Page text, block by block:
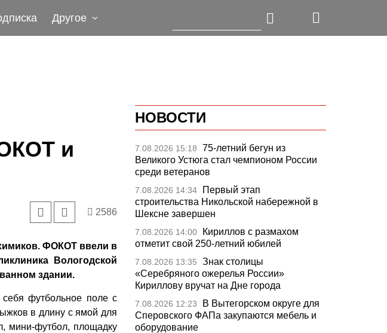
Другое
и
2586
ФОКОТ ввели в
Вологодской
здании.
себя футбольное поле с
в длину с ямой для
мини-футбол, площадку
НОВОСТИ
7.08.2026 15:18
75-летний бегун из
Великого Устюга стал чемпионом России
среди ветеранов
7.08.2026 14:34
Первый этап
строительства Никольской набережной в
Шексне завершен
7.08.2026 14:00
Кириллов с размахом
отметит свой 250-летний юбилей
7.08.2026 13:35
Знак столицы
«Серебряного ожерелья России»
Кириллову вручат на Дне города
7.08.2026 12:23
В Вытегорском округе для
Сперовского ФАПа закупаются мебель и
оборудование